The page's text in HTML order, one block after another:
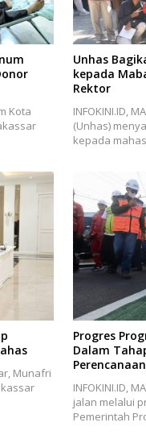
Kota
Unhas
kepada
Rektor
INFOKINI.ID,
(Unhas)
kepada
Munafri
Progres
Dalam
Perencanaan
INFOKINI.ID,
jalan melalui
Pemerintah